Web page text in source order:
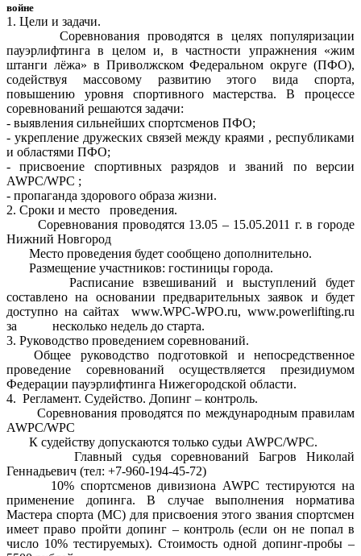
войне
1. Цели и задачи.
Соревнования проводятся в целях популяризации
пауэрлифтинга в целом и, в частности упражнения «жим
штанги лёжа» в Приволжском Федеральном округе (ПФО),
содействуя массовому развитию этого вида спорта,
повышению уровня спортивного мастерства. В процессе
соревнований решаются задачи:
- выявления сильнейших спортсменов ПФО;
- укрепление дружеских связей между краями , республиками
и областями ПФО;
- присвоение спортивных разрядов и званий по версии
AWPC/WPC ;
- пропаганда здорового образа жизни.
2. Сроки и место проведения.
Соревнования проводятся 13.05 – 15.05.2011 г. в городе
Нижний Новгород
Место проведения будет сообщено дополнительно.
Размещение участников: гостиницы города.
Расписание взвешиваний и выступлений будет
составлено на основании предварительных заявок и будет
доступно на сайтах www.WPC-WPO.ru, www.powerlifting.ru
за несколько недель до старта.
3. Руководство проведением соревнований.
Общее руководство подготовкой и непосредственное
проведение соревнований осуществляется президиумом
Федерации пауэрлифтинга Нижегородской области.
4. Регламент. Судейство. Допинг – контроль.
Соревнования проводятся по международным правилам
AWPC/WPC
К судейству допускаются только судьи AWPC/WPC.
Главный судья соревнований Багров Николай
Геннадьевич (тел: +7-960-194-45-72)
10% спортсменов дивизиона AWPC тестируются на
применение допинга. В случае выполнения норматива
Мастера спорта (МС) для присвоения этого звания спортсмен
имеет право пройти допинг – контроль (если он не попал в
число 10% тестируемых). Стоимость одной допинг-пробы –